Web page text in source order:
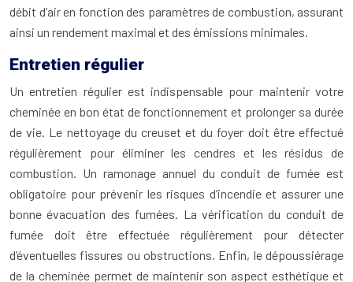
débit d’air en fonction des paramètres de combustion, assurant
ainsi un rendement maximal et des émissions minimales.
Entretien régulier
Un entretien régulier est indispensable pour maintenir votre
cheminée en bon état de fonctionnement et prolonger sa durée
de vie. Le nettoyage du creuset et du foyer doit être effectué
régulièrement pour éliminer les cendres et les résidus de
combustion. Un ramonage annuel du conduit de fumée est
obligatoire pour prévenir les risques d’incendie et assurer une
bonne évacuation des fumées. La vérification du conduit de
fumée doit être effectuée régulièrement pour détecter
d’éventuelles fissures ou obstructions. Enfin, le dépoussiérage
de la cheminée permet de maintenir son aspect esthétique et